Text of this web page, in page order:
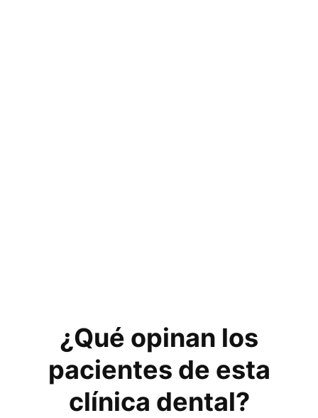
¿Qué opinan los
pacientes de esta
clínica dental?